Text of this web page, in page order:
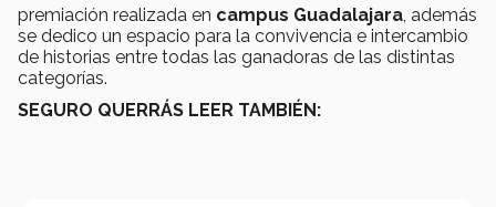
premiación realizada en campus Guadalajara, además
se dedico un espacio para la convivencia e intercambio
de historias entre todas las ganadoras de las distintas
categorías.
SEGURO QUERRÁS LEER TAMBIÉN: